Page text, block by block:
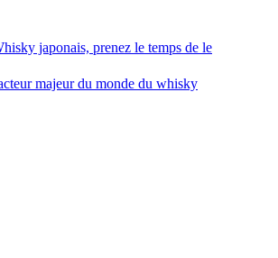
japonais, prenez le temps de le
majeur du monde du whisky